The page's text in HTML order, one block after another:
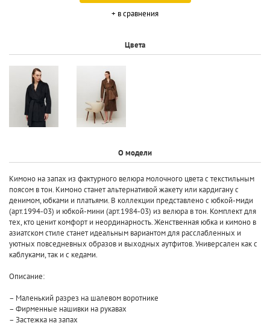
+ в сравнения
Цвета
О модели
Кимоно на запах из фактурного велюра молочного цвета с текстильным
поясом в тон. Кимоно станет альтернативой жакету или кардигану с
денимом, юбками и платьями. В коллекции представлено с юбкой-миди
(арт.1994-03) и юбкой-мини (арт.1984-03) из велюра в тон. Комплект для
тех, кто ценит комфорт и неординарность. Женственная юбка и кимоно в
азиатском стиле станет идеальным вариантом для расслабленных и
уютных повседневных образов и выходных аутфитов. Универсален как с
каблуками, так и с кедами.
Описание:
– Маленький разрез на шалевом воротнике
– Фирменные нашивки на рукавах
– Застежка на запах